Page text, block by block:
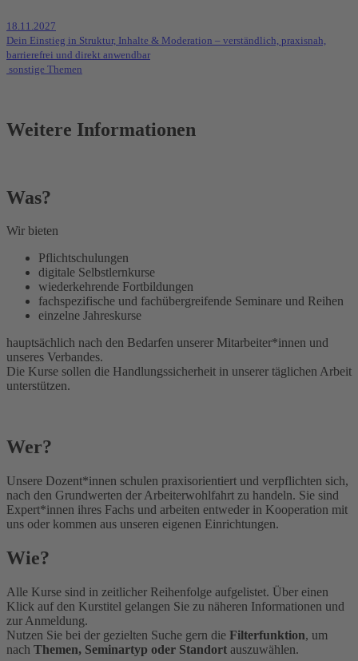
18.11.2027
Dein Einstieg in Struktur, Inhalte & Moderation – verständlich, praxisnah,
barrierefrei und direkt anwendbar
sonstige Themen
Weitere Informationen
Was?
Wir bieten
Pflichtschulungen
digitale Selbstlernkurse
wiederkehrende Fortbildungen
fachspezifische und fachübergreifende Seminare und Reihen
einzelne Jahreskurse
hauptsächlich nach den Bedarfen unserer Mitarbeiter*innen und
unseres Verbandes.
Die Kurse sollen die Handlungssicherheit in unserer täglichen Arbeit
unterstützen.
Wer?
Unsere Dozent*innen schulen praxisorientiert und verpflichten sich,
nach den Grundwerten der Arbeiterwohlfahrt zu handeln. Sie sind
Expert*innen ihres Fachs und arbeiten entweder in Kooperation mit
uns oder kommen aus unseren eigenen Einrichtungen.
Wie?
Alle Kurse sind in zeitlicher Reihenfolge aufgelistet. Über einen
Klick auf den Kurstitel gelangen Sie zu näheren Informationen und
zur Anmeldung.
Nutzen Sie bei der gezielten Suche gern die Filterfunktion, um
nach Themen, Seminartyp oder Standort auszuwählen.